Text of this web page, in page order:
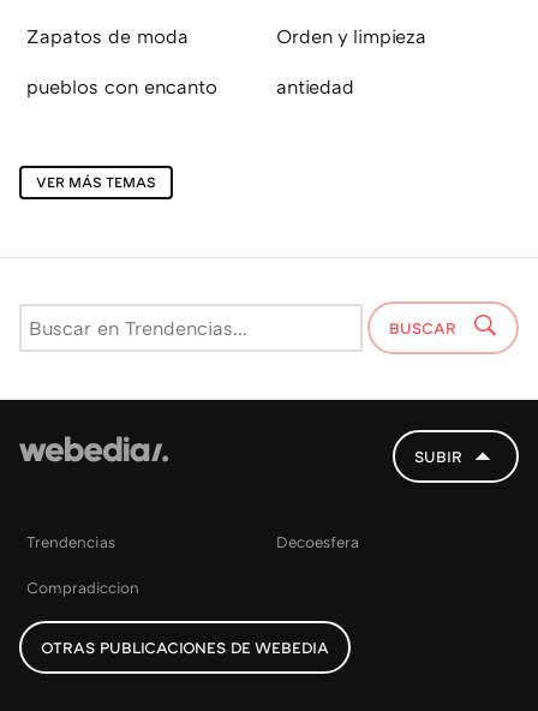
Zapatos de moda Orden y limpieza
pueblos con encanto antiedad
VER MÁS TEMAS
BUSCAR
SUBIR
Trendencias Decoesfera
Compradiccion
OTRAS PUBLICACIONES DE WEBEDIA